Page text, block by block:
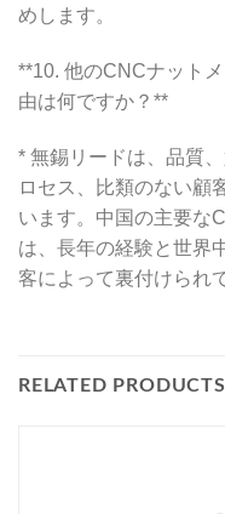
めします。
**10. 他のCNCナット
由は何ですか？**
* 無錫リードは、品質
ロセス、比類のない顧
います。中国の主要な
は、長年の経験と世界
客によって裏付けられ
RELATED PRODUCTS